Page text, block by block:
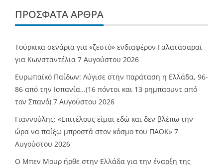
ΠΡΌΣΦΑΤΑ ΆΡΘΡΑ
Τούρκικα σενάρια για «ζεστό» ενδιαφέρον Γαλατάσαραϊ
για Κωνσταντέλια 7 Αυγούστου 2026
Ευρωπαϊκό Παίδων: Λύγισε στην παράταση η Ελλάδα, 96-
86 από την Ισπανία…(16 πόντοι και 13 ρημπαουντ από
τον Σπανό) 7 Αυγούστου 2026
Γιαννούλης: «Επιτέλους είμαι εδώ και δεν βλέπω την
ώρα να παίξω μπροστά στον κόσμο του ΠΑΟΚ» 7
Αυγούστου 2026
O Mπεν Μουρ ήρθε στην Ελλάδα για την έναρξη της